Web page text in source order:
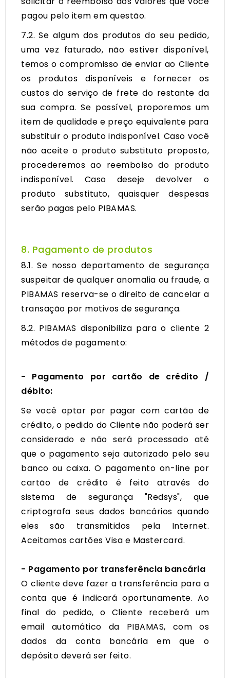
pagou pelo item em questão.
7.2. Se algum dos produtos do seu pedido,
uma vez faturado, não estiver disponível,
temos o compromisso de enviar ao Cliente
os produtos disponíveis e fornecer os
custos do serviço de frete do restante da
sua compra. Se possível, proporemos um
item de qualidade e preço equivalente para
substituir o produto indisponível. Caso você
não aceite o produto substituto proposto,
procederemos ao reembolso do produto
indisponível. Caso deseje devolver o
produto substituto, quaisquer despesas
serão pagas pelo PIBAMAS.
8. Pagamento de produtos
8.1. Se nosso departamento de segurança
suspeitar de qualquer anomalia ou fraude, a
PIBAMAS reserva-se o direito de cancelar a
transação por motivos de segurança.
8.2. PIBAMAS disponibiliza para o cliente 2
métodos de pagamento:
- Pagamento por cartão de crédito /
débito:
Se você optar por pagar com cartão de
crédito, o pedido do Cliente não poderá ser
considerado e não será processado até
que o pagamento seja autorizado pelo seu
banco ou caixa. O pagamento on-line por
cartão de crédito é feito através do
sistema de segurança "Redsys", que
criptografa seus dados bancários quando
eles são transmitidos pela Internet.
Aceitamos cartões Visa e Mastercard.
- Pagamento por transferência bancária
O cliente deve fazer a transferência para a
conta que é indicará oportunamente. Ao
final do pedido, o Cliente receberá um
email automático da PIBAMAS, com os
dados da conta bancária em que o
depósito deverá ser feito.